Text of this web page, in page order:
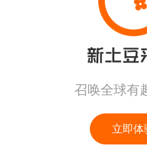
召唤全球有
立即体